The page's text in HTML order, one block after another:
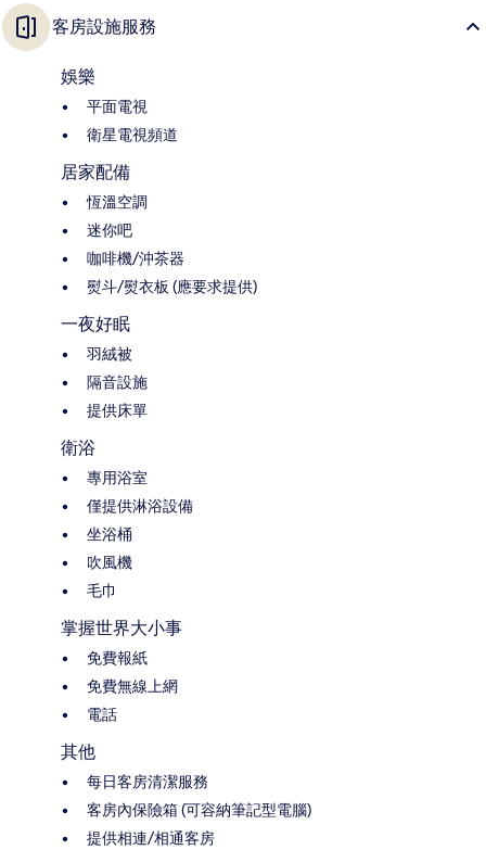
客房設施服務
娛樂
平面電視
衛星電視頻道
居家配備
恆溫空調
迷你吧
咖啡機/沖茶器
熨斗/熨衣板 (應要求提供)
一夜好眠
羽絨被
隔音設施
提供床單
衛浴
專用浴室
僅提供淋浴設備
坐浴桶
吹風機
毛巾
掌握世界大小事
免費報紙
免費無線上網
電話
其他
每日客房清潔服務
客房內保險箱 (可容納筆記型電腦)
提供相連/相通客房